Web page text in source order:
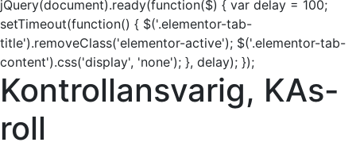
jQuery(document).ready(function($) { var delay = 100;
setTimeout(function() { $('.elementor-tab-
title').removeClass('elementor-active'); $('.elementor-tab-
content').css('display', 'none'); }, delay); });
Kontrollansvarig, KAs-
roll